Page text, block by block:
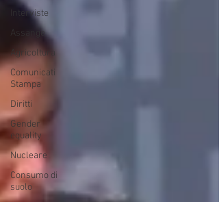
Interviste
Assange
Agricoltura
Comunicati
Stampa
Diritti
Gender
equality
Nucleare
Consumo di
suolo